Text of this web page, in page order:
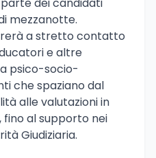
dei candidati
mezzanotte.
a stretto contatto
e altre
psico-socio-
che spaziano dal
alle valutazioni in
al supporto nei
Giudiziaria.